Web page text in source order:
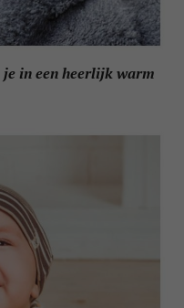
je in een heerlijk warm